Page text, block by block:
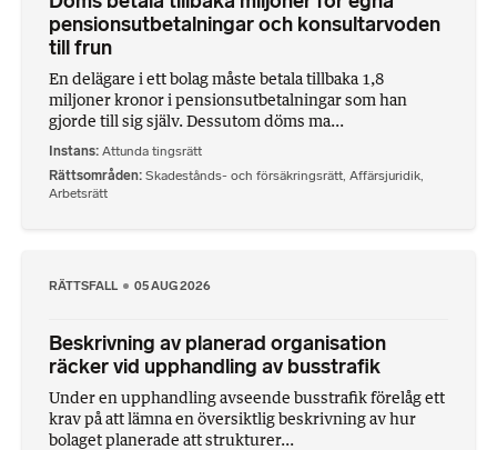
pensionsutbetalningar och konsultarvoden
till frun
En delägare i ett bolag måste betala tillbaka 1,8
miljoner kronor i pensionsutbetalningar som han
gjorde till sig själv. Dessutom döms ma...
Instans Attunda tingsrätt
Rättsområden Skadestånds- och försäkringsrätt Affärsjuridik
Arbetsrätt
RÄTTSFALL 05 AUG 2026
Beskrivning av planerad organisation
räcker vid upphandling av busstrafik
Under en upphandling avseende busstrafik förelåg ett
krav på att lämna en översiktlig beskrivning av hur
bolaget planerade att strukturer...